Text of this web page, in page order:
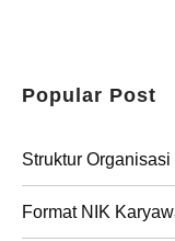
Popular Post
Struktur
Format NIK